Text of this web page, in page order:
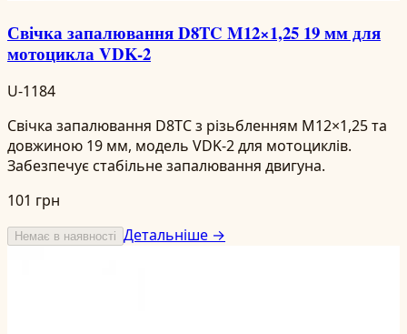
Свічка запалювання D8TC M12×1,25 19 мм для
мотоцикла VDK-2
U-1184
Свічка запалювання D8TC з різьбленням M12×1,25 та
довжиною 19 мм, модель VDK-2 для мотоциклів.
Забезпечує стабільне запалювання двигуна.
101 грн
Немає в наявності Детальніше →